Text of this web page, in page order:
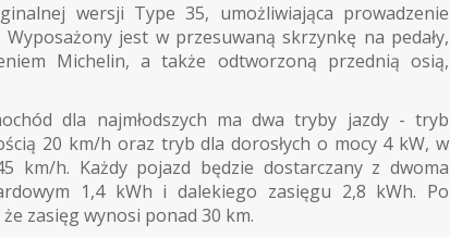
wersji Type 35, umożliwiająca prowadzenie
jest w przesuwaną skrzynkę na pedały,
Michelin, a także odtworzoną przednią osią,
dla najmłodszych ma dwa tryby jazdy - tryb
20 km/h oraz tryb dla dorosłych o mocy 4 kW, w
km/h. Każdy pojazd będzie dostarczany z dwoma
1,4 kWh i dalekiego zasięgu 2,8 kWh. Po
zasięg wynosi ponad 30 km.